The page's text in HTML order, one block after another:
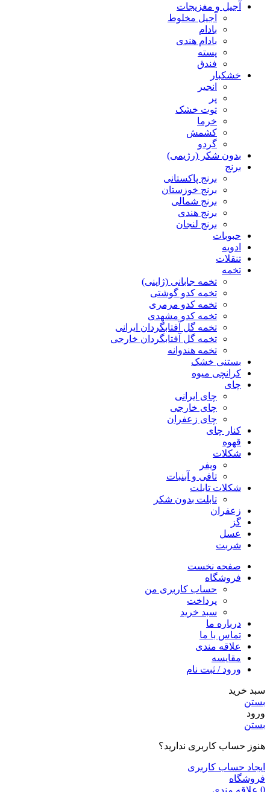
آجیل و مغزیجات
آجیل مخلوط
بادام
بادام هندی
پسته
فندق
خشکبار
انجیر
پر
توت خشک
خرما
کشمش
گردو
بدون شکر (رژیمی)
برنج
برنج پاکستانی
برنج خوزستان
برنج شمالی
برنج هندی
برنج لنجان
حبوبات
ادویه
تنقلات
تخمه
تخمه جابانی (ژاپنی)
تخمه کدو گوشتی
تخمه کدو مرمری
تخمه کدو مشهدی
تخمه گل آفتابگردان ایرانی
تخمه گل آفتابگردان خارجی
تخمه هندوانه
بستنی خشک
کرانچی میوه
چای
چای ایرانی
چای خارجی
چای زعفران
کنار چای
قهوه
شکلات
ویفر
تافی و آبنبات
شکلات تابلت
تابلت بدون شکر
زعفران
گز
عسل
شربت
صفحه نخست
فروشگاه
حساب کاربری من
پرداخت
سبد خرید
درباره ما
تماس با ما
علاقه مندی
مقایسه
ورود / ثبت نام
سبد خرید
بستن
ورود
بستن
هنوز حساب کاربری ندارید؟
ایجاد حساب کاربری
فروشگاه
0 علاقه مندی